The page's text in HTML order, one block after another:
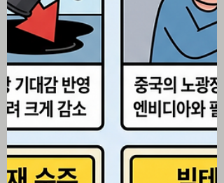
승 미국 증